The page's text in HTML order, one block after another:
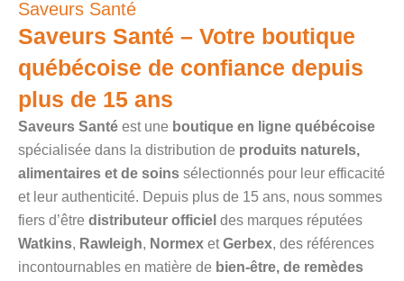
Saveurs Santé
Saveurs Santé – Votre boutique
québécoise de confiance depuis
plus de 15 ans
Saveurs Santé est une boutique en ligne québécoise
spécialisée dans la distribution de produits naturels,
alimentaires et de soins sélectionnés pour leur efficacité
et leur authenticité. Depuis plus de 15 ans, nous sommes
fiers d’être distributeur officiel des marques réputées
Watkins, Rawleigh, Normex etGerbex, des références
incontournables en matière de bien-être, de remèdes